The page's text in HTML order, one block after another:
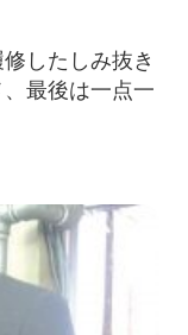
したしみ抜き
最後は一点一